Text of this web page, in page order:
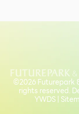
©2026 Futurepark
rights reserved.
YWDS|